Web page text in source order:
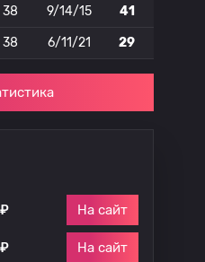
38 9/14/15 41
38 6/11/21 29
На сайт
На сайт